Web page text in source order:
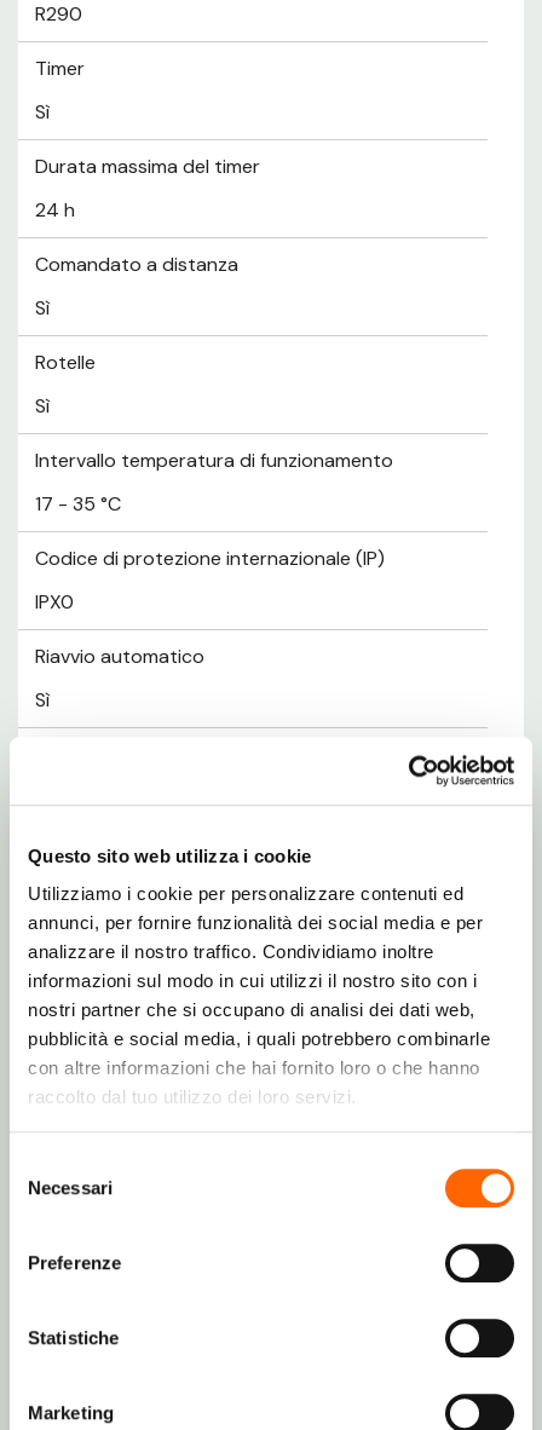
Questo sito web utilizza i cookie
Utilizziamo i cookie per personalizzare contenuti ed
annunci, per fornire funzionalità dei social media e per
analizzare il nostro traffico. Condividiamo inoltre
informazioni sul modo in cui utilizzi il nostro sito con i
nostri partner che si occupano di analisi dei dati web,
pubblicità e social media, i quali potrebbero combinarle
con altre informazioni che hai fornito loro o che hanno
raccolto dal tuo utilizzo dei loro servizi.
delNecessari
Preferenze
Statistiche
Marketing
R290
Timer
Sì
Durata massima del timer
24 h
Comandato a distanza
Sì
Rotelle
Sì
Intervallo temperatura di funzionamento
17 - 35 °C
Codice di protezione internazionale (IP)
IPX0
Riavvio automatico
Sì
Gestione energetica
Classe di efficienza energetica (raffreddamento)
A
Consumo di energia per ora (raffreddamento)
0,8 kWh
Scala di efficienza energetica
Da A+++ a D
220 - 240 V
Potenza